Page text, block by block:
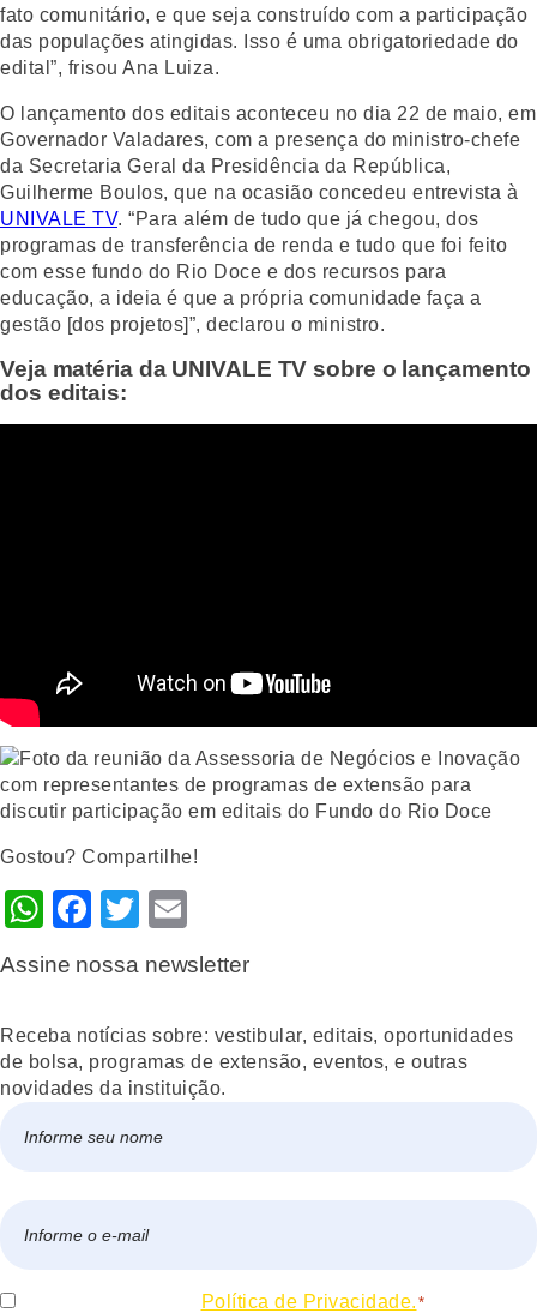
fato comunitário, e que seja construído com a participação
das populações atingidas. Isso é uma obrigatoriedade do
edital”, frisou Ana Luiza.
O lançamento dos editais aconteceu no dia 22 de maio, em
Governador Valadares, com a presença do ministro-chefe
da Secretaria Geral da Presidência da República,
Guilherme Boulos, que na ocasião concedeu entrevista à
UNIVALE TV. “Para além de tudo que já chegou, dos
programas de transferência de renda e tudo que foi feito
com esse fundo do Rio Doce e dos recursos para
educação, a ideia é que a própria comunidade faça a
gestão [dos projetos]”, declarou o ministro.
Veja matéria da UNIVALE TV sobre o lançamento
dos editais:
Gostou? Compartilhe!
WhatsApp
Facebook
Twitter
Assine nossa newsletter
Receba notícias sobre: vestibular, editais, oportunidades
de bolsa, programas de extensão, eventos, e outras
novidades da instituição.
mail
Consentir Política de Privacidade. *